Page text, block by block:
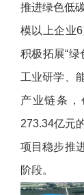
推进绿色低
模以上企业
积极拓展“
工业研学、
产业链条
273.34亿元
项目稳步推
阶段。